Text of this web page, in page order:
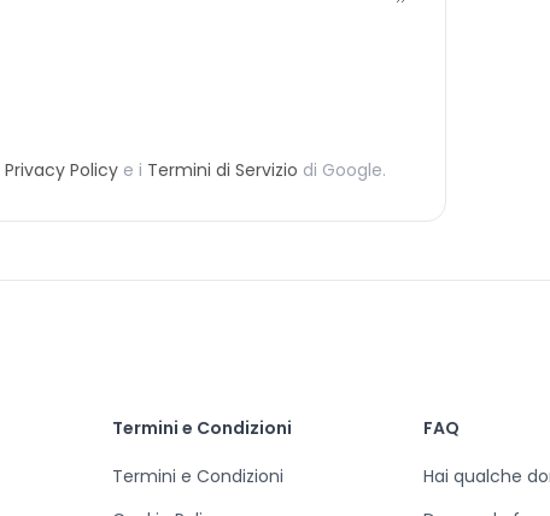
Privacy Policy e i Termini di Servizio di Google.
Termini e Condizioni
Termini e Condizioni
FAQ
Hai qualche